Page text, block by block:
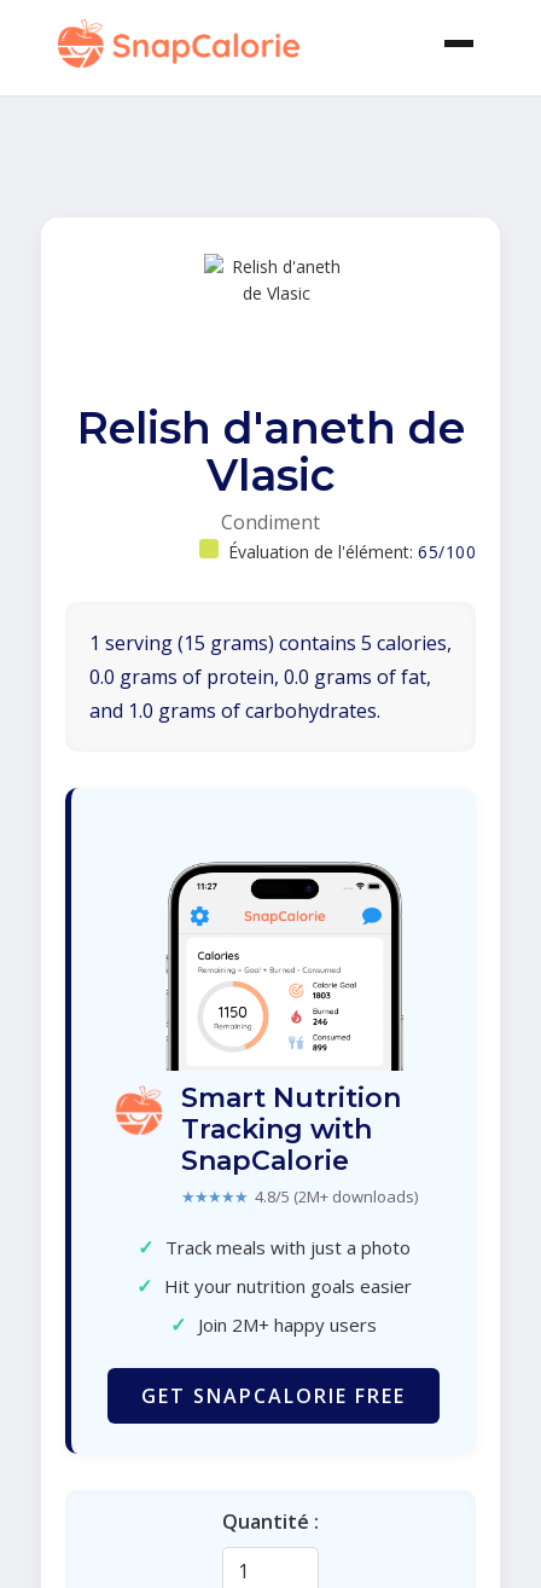
Relish d'aneth de
Vlasic
Condiment
Évaluation de l'élément: 65/100
1 serving (15 grams) contains 5 calories,
0.0 grams of protein, 0.0 grams of fat,
and 1.0 grams of carbohydrates.
Smart Nutrition
Tracking with
SnapCalorie
★★★★★ 4.8/5 (2M+ downloads)
✓ Track meals with just a photo
✓ Hit your nutrition goals easier
✓ Join 2M+ happy users
GET SNAPCALORIE FREE
Quantité :